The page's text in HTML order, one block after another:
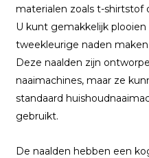
materialen zoals t-shirtstof
U kunt gemakkelijk
tweekleurige naden
Deze naalden zijn
naaimachines, maar ze
standaard
gebruikt.
De naalden hebben een